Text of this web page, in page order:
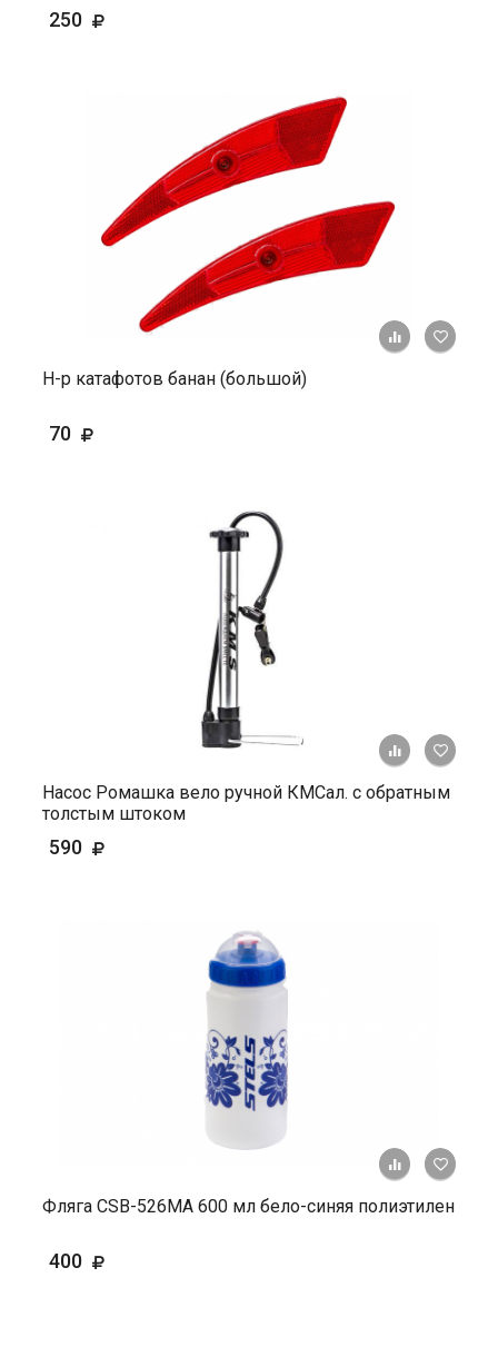
250
+ К
Н-р катафотов банан (большой)
70
+ К
Насос Ромашка вело ручной КМСал. с обратным
толстым штоком
590
+ К
Фляга СSВ-526МА 600 мл бело-синяя полиэтилен
400